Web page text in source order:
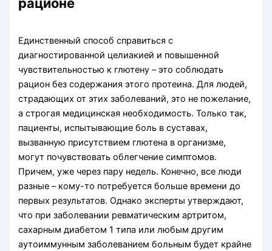
Единственный способ справиться с
диагностированной целиакией и повышенной
чувствительностью к глютену – это соблюдать
рацион без содержания этого протеина. Для людей,
страдающих от этих заболеваний, это не пожелание,
а строгая медицинская необходимость. Только так,
пациенты, испытывающие боль в суставах,
вызванную присутствием глютена в организме,
могут почувствовать облегчение симптомов.
Причем, уже через пару недель. Конечно, все люди
разные – кому-то потребуется больше времени до
первых результатов. Однако эксперты утверждают,
что при заболевании ревматическим артритом,
сахарным диабетом 1 типа или любым другим
аутоиммунным заболеванием больным будет крайне